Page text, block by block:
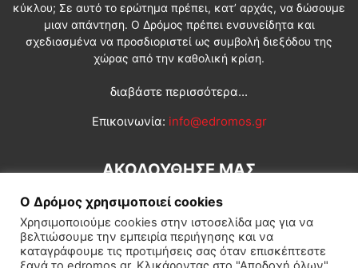
κύκλου; Σε αυτό το ερώτημα πρέπει, κατ’ αρχάς, να δώσουμε
μιαν απάντηση. Ο Δρόμος πρέπει ενσυνείδητα και
σχεδιασμένα να προσδιοριστεί ως συμβολή διεξόδου της
χώρας από την καθολική κρίση.
διαβάστε περισσότερα...
Επικοινωνία: info@edromos.gr
ΑΚΟΛΟΥΘΗΣΕ ΜΑΣ
Ο Δρόμος χρησιμοποιεί cookies
Χρησιμοποιούμε cookies στην ιστοσελίδα μας για να
βελτιώσουμε την εμπειρία περιήγησης και να
καταγράφουμε τις προτιμήσεις σας όταν επισκέπτεστε